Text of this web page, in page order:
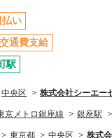
細を見る
払い
交通費支給
駅
中央区 株式会社シーエー
京メトロ銀座線 銀座駅
東京都 中央区 株式